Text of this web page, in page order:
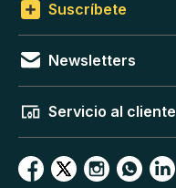
Suscríbete
Newsletters
Servicio al cliente